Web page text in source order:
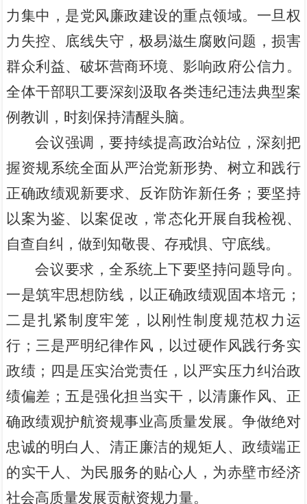
力集中，是党风廉政建设的重点领域。一旦权
力失控、底线失守，极易滋生腐败问题，损害
群众利益、破坏营商环境、影响政府公信力。
全体干部职工要深刻汲取各类违纪违法典型案
例教训，时刻保持清醒头脑。
会议强调，要持续提高政治站位，深刻把
握资规系统全面从严治党新形势、树立和践行
正确政绩观新要求、反诈防诈新任务；要坚持
以案为鉴、以案促改，常态化开展自我检视、
自查自纠，做到知敬畏、存戒惧、守底线。
会议要求，全系统上下要坚持问题导向。
一是筑牢思想防线，以正确政绩观固本培元；
二是扎紧制度牢笼，以刚性制度规范权力运
行；三是严明纪律作风，以过硬作风践行务实
政绩；四是压实治党责任，以严实压力纠治政
绩偏差；五是强化担当实干，以清廉作风、正
确政绩观护航资规事业高质量发展。争做绝对
忠诚的明白人、清正廉洁的规矩人、政绩端正
的实干人、为民服务的贴心人，为赤壁市经济
社会高质量发展贡献资规力量。